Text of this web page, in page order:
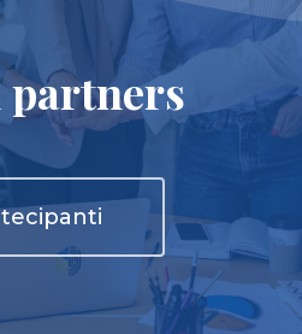
Lumete
Università Di Parma